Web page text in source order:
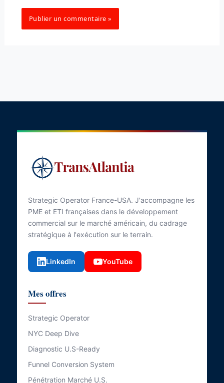
Strategic Operator France-USA. J'accompagne les
PME et ETI françaises dans le développement
commercial sur le marché américain, du cadrage
stratégique à l'exécution sur le terrain.
LinkedIn YouTube
Mes offres
Strategic Operator
NYC Deep Dive
Diagnostic U.S-Ready
Funnel Conversion System
Pénétration Marché U.S.